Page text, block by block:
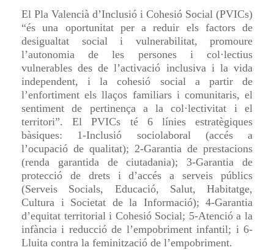
El Pla Valencià d’Inclusió i Cohesió Social (PVICs)
“és una oportunitat per a reduir els factors de
desigualtat social i vulnerabilitat, promoure
l’autonomia de les persones i col·lectius
vulnerables des de l’activació inclusiva i la vida
independent, i la cohesió social a partir de
l’enfortiment els llaços familiars i comunitaris, el
sentiment de pertinença a la col·lectivitat i el
territori”. El PVICs té 6 línies estratègiques
bàsiques: 1-Inclusió sociolaboral (accés a
l’ocupació de qualitat); 2-Garantia de prestacions
(renda garantida de ciutadania); 3-Garantia de
protecció de drets i d’accés a serveis públics
(Serveis Socials, Educació, Salut, Habitatge,
Cultura i Societat de la Informació); 4-Garantia
d’equitat territorial i Cohesió Social; 5-Atenció a la
infància i reducció de l’empobriment infantil; i 6-
Lluita contra la feminització de l’empobriment.